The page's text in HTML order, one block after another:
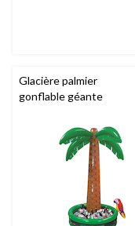
Glacière palmier
gonflable géante